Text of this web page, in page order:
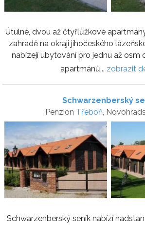
Útulné, dvou až čtyřlůžkové
zahradě na okraji jihočeského
nabízejí ubytování pro jednu až osm
apartmánů... zobrazit
Schwarzenberský
Penzion Třeboň,
Schwarzenberský seník nabízí